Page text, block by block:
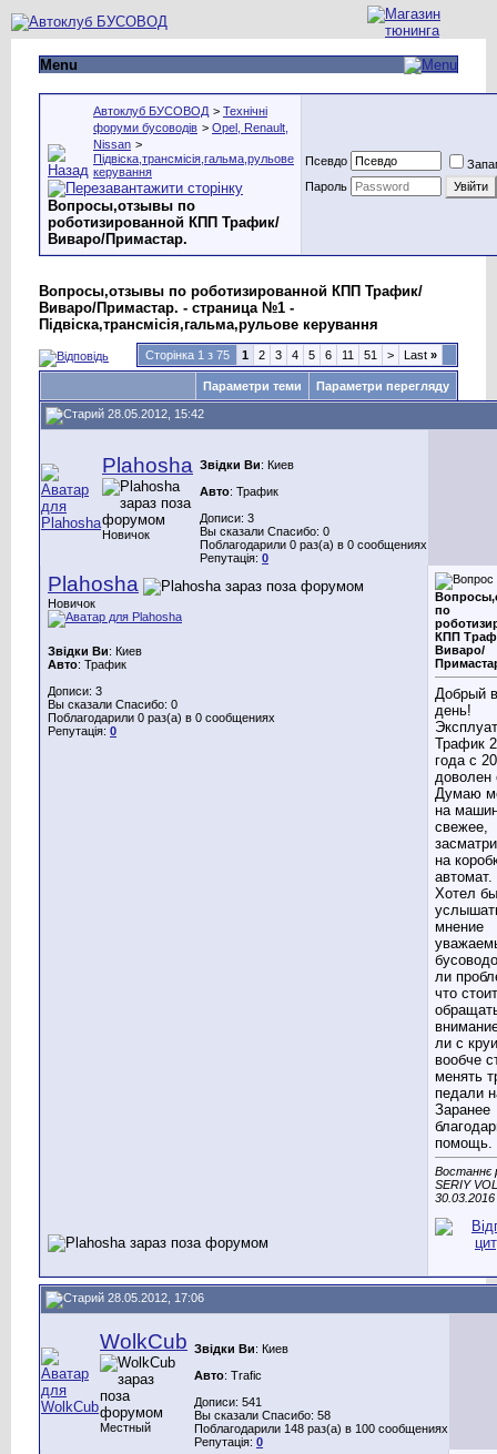
Menu
Автоклуб БУСОВОД > Технічні
форуми бусоводів > Opel, Renault,
Nissan >
Підвіска,трансмісія,гальма,рульове
керування
Вопросы,отзывы по
роботизированной КПП Трафик/
Виваро/Примастар.
Псевдо
Пароль
Вопросы,отзывы по роботизированной КПП Трафик/
Виваро/Примастар. - страница №1 -
Підвіска,трансмісія,гальма,рульове керування
Сторінка 1 з 75 1 2 3 4 5 6 11 51 > Last »
Параметри теми Параметри перегляду
28.05.2012, 15:42
Plahosha
Новичок
Звідки Ви: Киев
Авто: Трафик
Дописи: 3
Вы сказали Спасибо: 0
Поблагодарили 0 раз(а) в 0 сообщениях
Репутація: 0
Plahosha
Новичок
Звідки Ви: Киев
Авто: Трафик
Дописи: 3
Вы сказали Спасибо: 0
Поблагодарили 0 раз(а) в 0 сообщениях
Репутація: 0
по
КПП
Виваро/
Добрый
день!
Трафик
года с
доволен
Думаю
на
свежее,
на
автомат.
Хотел бы
мнение
ли
что стоит
ли с
вообче
менять
педали
Заранее
помощь.
Востаннє
SERIY
28.05.2012, 17:06
WolkCub
Местный
Звідки Ви: Киев
Авто: Trafic
Дописи: 541
Вы сказали Спасибо: 58
Поблагодарили 148 раз(а) в 100 сообщениях
Репутація: 0